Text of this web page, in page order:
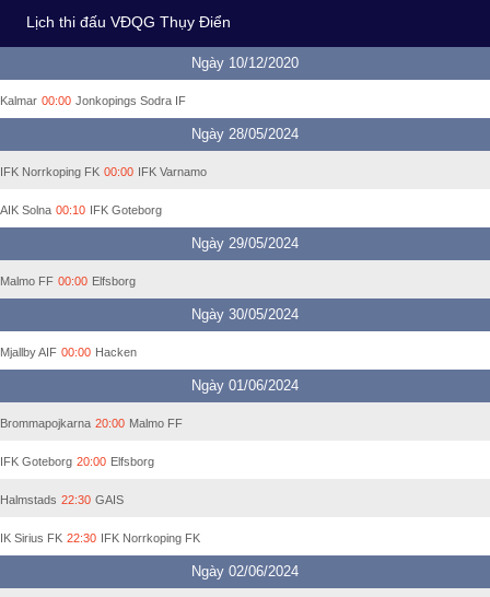
Lịch thi đấu VĐQG Thụy Điển
Ngày 10/12/2020
Kalmar 00:00 Jonkopings Sodra IF
Ngày 28/05/2024
IFK Norrkoping FK 00:00 IFK Varnamo
AIK Solna 00:10 IFK Goteborg
Ngày 29/05/2024
Malmo FF 00:00 Elfsborg
Ngày 30/05/2024
Mjallby AIF 00:00 Hacken
Ngày 01/06/2024
Brommapojkarna 20:00 Malmo FF
IFK Goteborg 20:00 Elfsborg
Halmstads 22:30 GAIS
IK Sirius FK 22:30 IFK Norrkoping FK
Ngày 02/06/2024